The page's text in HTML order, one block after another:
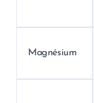
Magnésium